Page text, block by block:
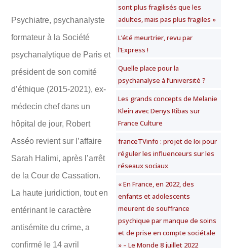
Psychiatre, psychanalyste
formateur à la Société
psychanalytique de Paris et
président de son comité
d’éthique (2015-2021), ex-
médecin chef dans un
hôpital de jour, Robert
Asséo revient sur l’affaire
Sarah Halimi, après l’arrêt
de la Cour de Cassation.
La haute juridiction, tout en
entérinant le caractère
antisémite du crime, a
confirmé le 14 avril
sont plus fragilisés que les
adultes, mais pas plus fragiles »
L’été meurtrier, revu par
l’Express !
Quelle place pour la
psychanalyse à l’université ?
Les grands concepts de Melanie
Klein avec Denys Ribas sur
France Culture
franceTVinfo : projet de loi pour
réguler les influenceurs sur les
réseaux sociaux
« En France, en 2022, des
enfants et adolescents
meurent de souffrance
psychique par manque de soins
et de prise en compte sociétale
» – Le Monde 8 juillet 2022